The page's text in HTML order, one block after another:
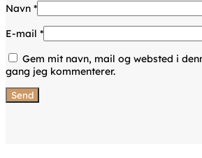
Navn *
E-mail *
Gem mit navn, mail og websted i
gang jeg kommenterer.